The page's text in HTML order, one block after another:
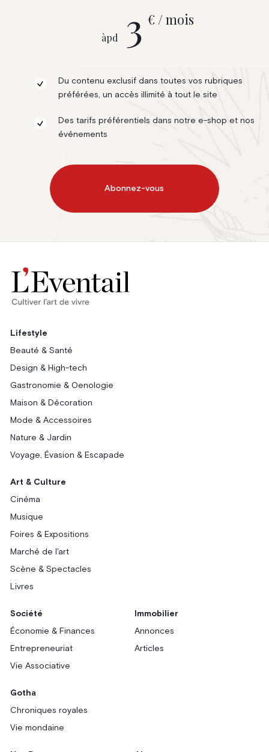
àpd 3 € / mois
Du contenu exclusif dans toutes vos rubriques
préférées, un accès illimité à tout le site
Des tarifs préférentiels dans notre e-shop et nos
événements
Abonnez-vous
Lifestyle
Beauté & Santé
Design & High-tech
Gastronomie & Oenologie
Maison & Décoration
Mode & Accessoires
Nature & Jardin
Voyage, Évasion & Escapade
Art & Culture
Cinéma
Musique
Foires & Expositions
Marché de l'art
Scène & Spectacles
Livres
Société
Économie & Finances
Entrepreneuriat
Vie Associative
Immobilier
Annonces
Articles
Gotha
Chroniques royales
Vie mondaine